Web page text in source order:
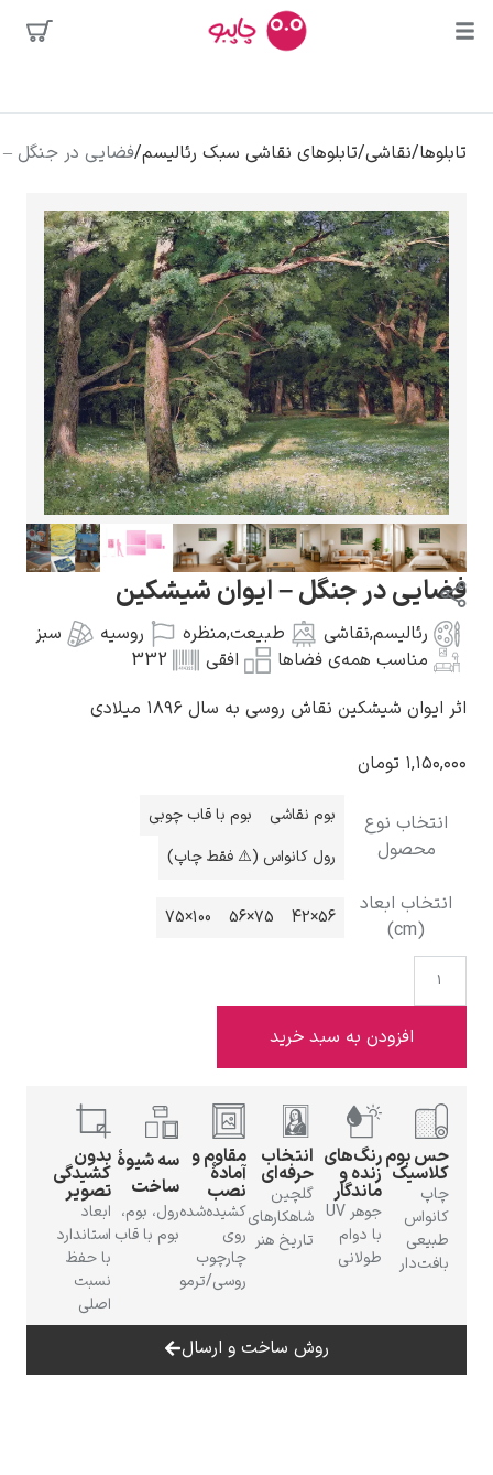
محبوب‌ترین
هنرمندان
کلود مونه
ونسان ون گوگ
گوستاو کلیمت
ادوارد هاپر
تابلوهای نقاشی سبک رئالیسم/ فضایی در جنگل – ایوان شیشکین
جنگل – ایوان شیشکین
نقاشی طبیعت,منظره روسیه
سبز
همه‌ی فضاها
افقی
332
نقاش روسی به سال ۱۸۹۶ میلادی
بوم نقاشی
بوم با قاب چوبی
رول کانواس (⚠️ فقط چاپ)
100×75
به سبد خرید
رنگ‌های
زنده و
ماندگار
جوهر UV
با دوام
طولانی
انتخاب
حرفه‌ای
گلچین
شاهکارهای
تاریخ هنر
مقاوم و
آمادهٔ
نصب
کشیده‌شده
روی
چارچوب
سه شیوهٔ
ساخت
رول، بوم،
بوم با قاب
بدون
کشیدگی
تصویر
ابعاد
استاندارد
با حفظ
نسبت
روش ساخت و ارسال